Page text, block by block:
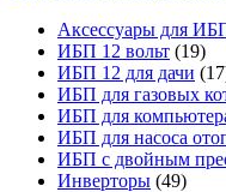
Аксессуары для
ИБП 12 вольт (19)
ИБП 12 для дачи
ИБП для газовых
ИБП для
ИБП для насоса
ИБП с двойным
Инверторы (49)